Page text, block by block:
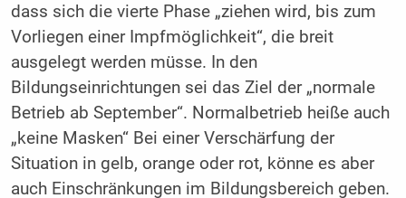
dass sich die vierte Phase „ziehen wird, bis zum
Vorliegen einer Impfmöglichkeit“, die breit
ausgelegt werden müsse. In den
Bildungseinrichtungen sei das Ziel der „normale
Betrieb ab September“. Normalbetrieb heiße auch
„keine Masken“ Bei einer Verschärfung der
Situation in gelb, orange oder rot, könne es aber
auch Einschränkungen im Bildungsbereich geben.